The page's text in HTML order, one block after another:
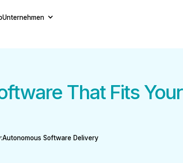
Unternehmen
That Fits Your
Autonomous Software Delivery